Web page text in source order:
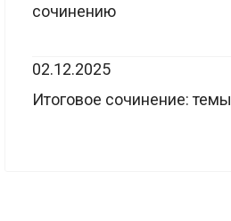
сочинению
02.12.2025
Итоговое сочинение: темы